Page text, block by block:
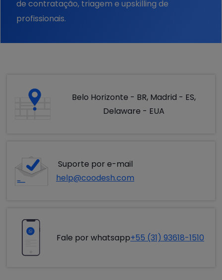
de contratação, triagem e upskilling de
profissionais.
Belo Horizonte - BR, Madrid - ES,
Delaware - EUA
Suporte por e-mail
help@coodesh.com
Fale por whatsapp+55 (31) 93618-1510